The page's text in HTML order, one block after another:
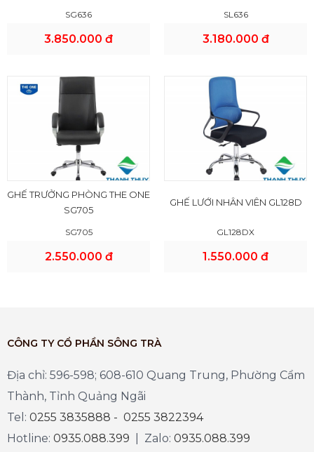
SG636
3.850.000 đ
SL636
3.180.000 đ
GHẾ TRƯỞNG PHÒNG THE ONE
SG705
SG705
2.550.000 đ
GHẾ LƯỚI NHÂN VIÊN GL128D
GL128DX
1.550.000 đ
CÔNG TY CỔ PHẦN SÔNG TRÀ
Địa chỉ: 596-598; 608-610 Quang Trung, Phường Cẩm
Thành, Tỉnh Quảng Ngãi
Tel: 0255 3835888 - 0255 3822394
Hotline: 0935.088.399 | Zalo: 0935.088.399